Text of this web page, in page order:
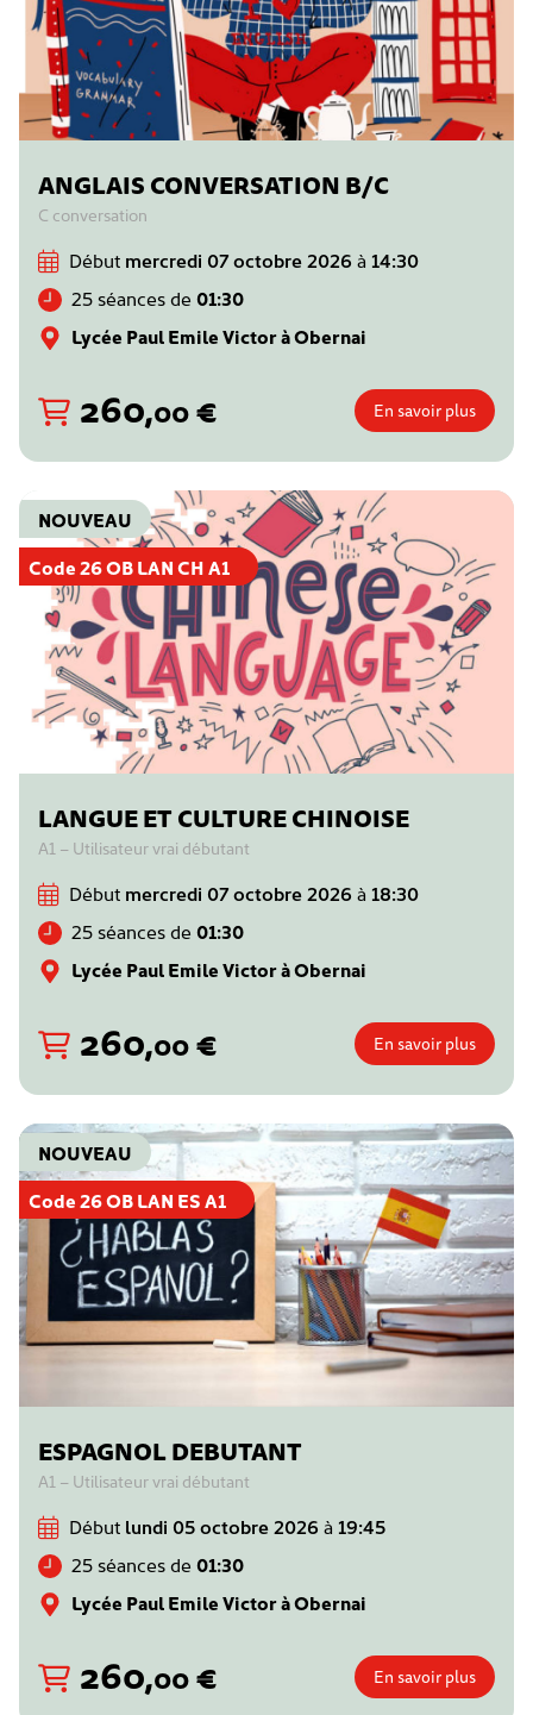
ANGLAIS CONVERSATION B/C
C conversation
Début mercredi 07 octobre 2026 à 14:30
25 séances de 01:30
Lycée Paul Emile Victor à Obernai
260,00€ En savoir plus
Code 26 OB LAN CH A1
NOUVEAU
LANGUE ET CULTURE CHINOISE
A1 – Utilisateur vrai débutant
Début mercredi 07 octobre 2026 à 18:30
25 séances de 01:30
Lycée Paul Emile Victor à Obernai
260,00€ En savoir plus
Code 26 OB LAN ES A1
NOUVEAU
ESPAGNOL DEBUTANT
A1 – Utilisateur vrai débutant
Début lundi 05 octobre 2026 à 19:45
25 séances de 01:30
Lycée Paul Emile Victor à Obernai
260,00€ En savoir plus